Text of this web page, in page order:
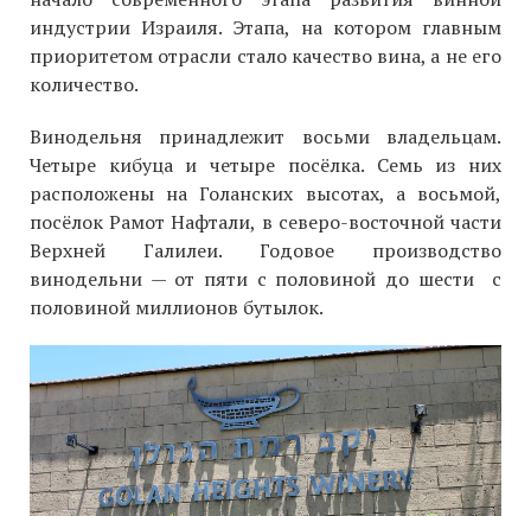
индустрии Израиля. Этапа, на котором главным
приоритетом отрасли стало качество вина, а не его
количество.
Винодельня принадлежит восьми владельцам.
Четыре кибуца и четыре посёлка. Семь из них
расположены на Голанских высотах, а восьмой,
посёлок Рамот Нафтали, в северо-восточной части
Верхней Галилеи. Годовое производство
винодельни — от пяти с половиной до шести с
половиной миллионов бутылок.